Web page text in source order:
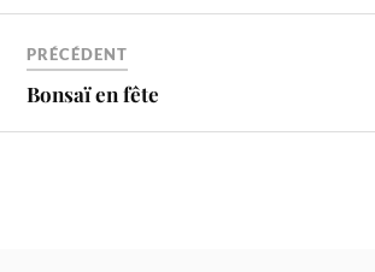
PRÉCÉDENT
Bonsaï en fête